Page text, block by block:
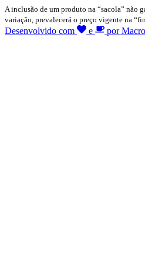
A inclusão de um produto na “sacola” não
variação, prevalecerá o preço vigente na
Desenvolvido com e por Macro